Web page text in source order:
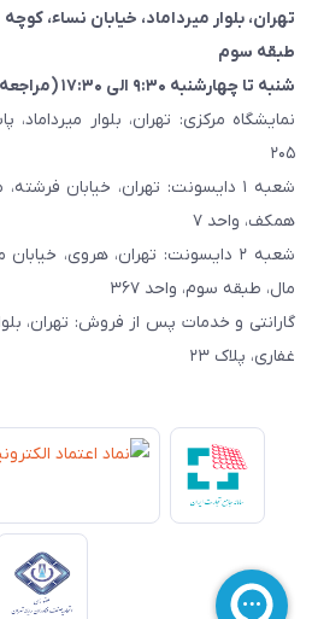
تهران، بلوار میرداماد، خیابان نساء،
طبقه سوم
شنبه تا چهارشنبه ۹:۳۰ الی ۱۷:۳۰ (مراجعه با هماهنگی قبلی)
نمایشگاه مرکزی: تهران، بلوار
۲۰۵
شعبه ۱ دایسونت: تهران، خیابان
همکف، واحد ۷
شعبه ۲ دایسونت: تهران، هروی،
مال، طبقه سوم، واحد ۳۶۷
گارانتی و خدمات پس از فروش: تهران،
غفاری، پلاک ۲۳